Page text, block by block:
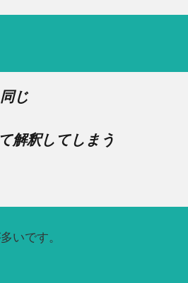
じ
解釈してしまう
いです。